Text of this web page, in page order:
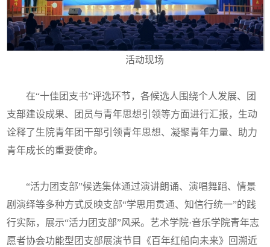
活动现场
在“十佳团支书”评选环节，各候选人围绕个人发展、团
支部建设成果、团员与青年思想引领等方面进行汇报，生动
诠释了生院青年团干部引领青年思想、凝聚青年力量、助力
青年成长的重要使命。
“活力团支部”候选集体通过演讲朗诵、演唱舞蹈、情景
剧演绎等多种方式反映支部“学思用贯通、知信行统一”的践
行实际，展示“活力团支部”风采。艺术学院·音乐学院青年志
愿者协会功能型团支部展演节目《百年红船向未来》回溯近